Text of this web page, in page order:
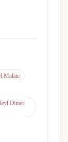
Malate
Dimer